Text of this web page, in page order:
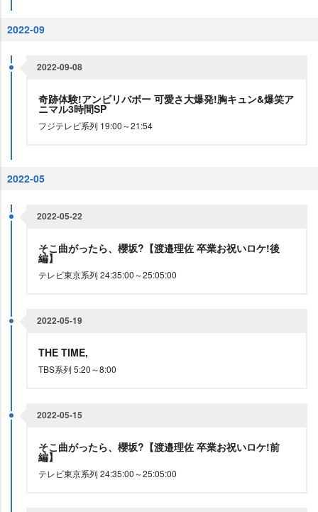
2022-09
2022-09-08
奇跡体験!アンビリバボー 可愛さ大爆発!胸キュン&爆笑ア
ニマル3時間SP
フジテレビ系列 19:00～21:54
2022-05
2022-05-22
そこ曲がったら、櫻坂?【渡邉理佐 卒業お祝いロケ!後
編】
テレビ東京系列 24:35:00～25:05:00
2022-05-19
THE TIME,
TBS系列 5:20～8:00
2022-05-15
そこ曲がったら、櫻坂?【渡邉理佐 卒業お祝いロケ!前
編】
テレビ東京系列 24:35:00～25:05:00